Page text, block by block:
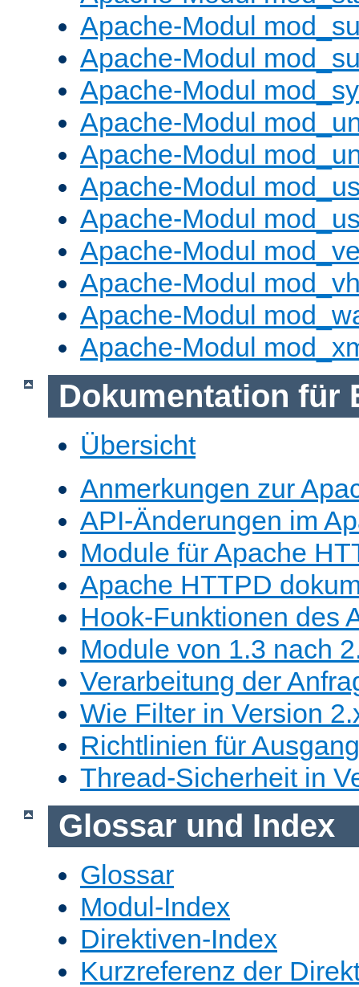
Apache-Modul
Apache-Modul
Apache-Modul
Apache-Modul
Apache-Modul
Apache-Modul
Apache-Modul
Apache-Modul
Apache-Modul
Apache-Modul
Apache-Modul
Dokumentation für
Übersicht
Anmerkungen zur
API-Änderungen im
Module für Apache
Apache HTTPD
Hook-Funktionen des
Module von 1.3 nach
Verarbeitung der
Wie Filter in Version
Richtlinien für
Thread-Sicherheit in
Glossar und Index
Glossar
Modul-Index
Direktiven-Index
Kurzreferenz der